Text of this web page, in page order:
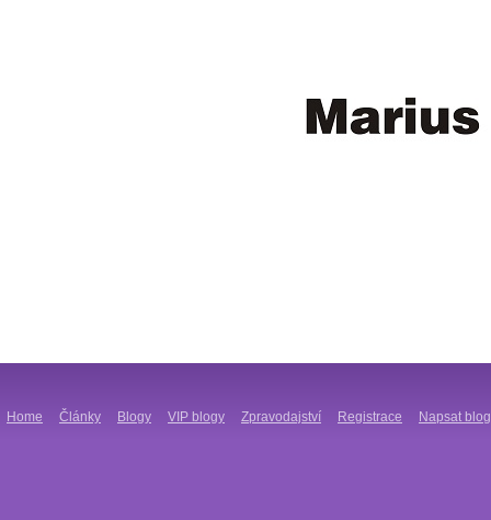
Home Články Blogy VIP blogy Zpravodajství Registrace Napsat blog